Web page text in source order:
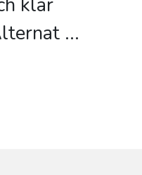
klar
...